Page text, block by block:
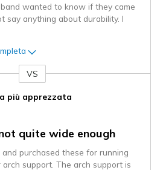
wanted to know if they came
say anything about durability. I
VS
più apprezzata
quite wide enough
purchased these for running
support. The arch support is